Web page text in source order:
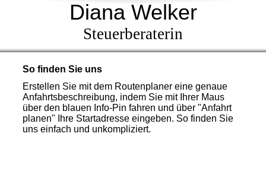
Diana Welker
Steuerberaterin
So finden Sie uns
Erstellen Sie mit dem Routenplaner eine genaue
Anfahrtsbeschreibung, indem Sie mit Ihrer Maus
über den blauen Info-Pin fahren und über "Anfahrt
planen" Ihre Startadresse eingeben. So finden Sie
uns einfach und unkompliziert.